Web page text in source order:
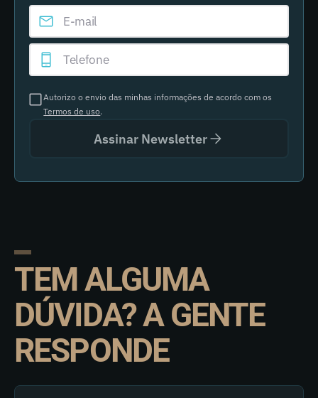
Autorizo o envio das minhas informações de acordo com os
Termos de uso.
Assinar Newsletter
TEM ALGUMA
DÚVIDA? A GENTE
RESPONDE